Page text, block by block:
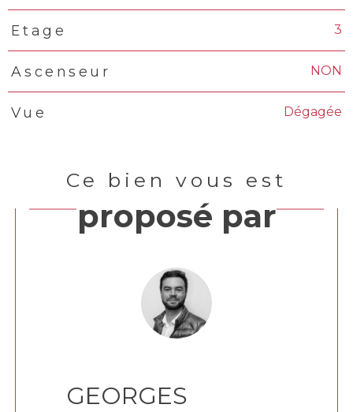
Etage 3
Ascenseur NON
Vue Dégagée
Ce bien vous est
proposé par
GEORGES